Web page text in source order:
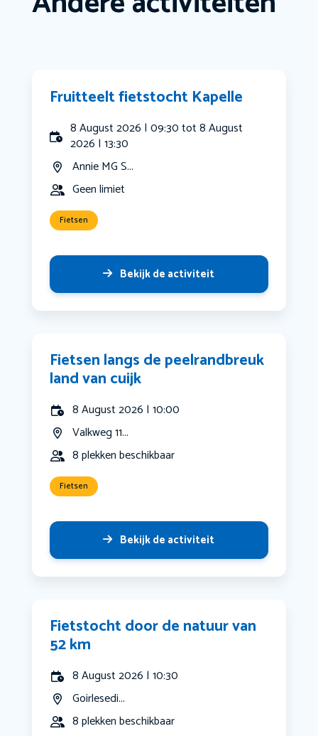
Fruitteelt fietstocht Kapelle
8 August 2026 | 09:30 tot 8 August
2026 | 13:30
Annie MG S...
Geen limiet
Fietsen
Bekijk de activiteit
Fietsen langs de peelrandbreuk
land van cuijk
8 August 2026 | 10:00
Valkweg 11...
8 plekken beschikbaar
Fietsen
Bekijk de activiteit
Fietstocht door de natuur van
52 km
8 August 2026 | 10:30
Goirlesedi...
8 plekken beschikbaar